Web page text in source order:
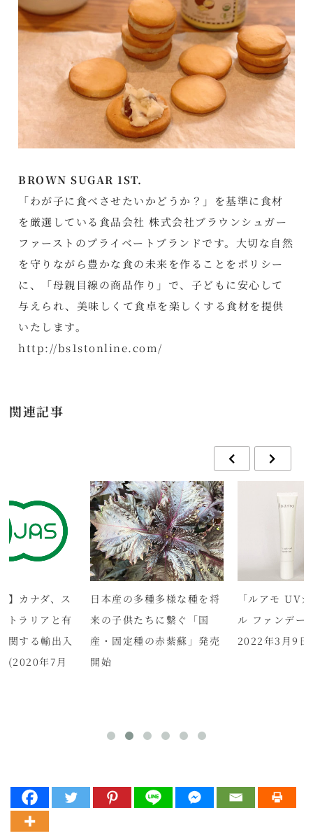
BROWN SUGAR 1ST.
「わが子に食べさせたいかどうか？」を基準に食材
を厳選している食品会社 株式会社ブラウンシュガー
ファーストのプライベートブランドです。大切な自然
を守りながら豊かな食の未来を作ることをポリシー
に、「母親目線の商品作り」で、子どもに安心して
与えられ、美味しくて食卓を楽しくする食材を提供
いたします。
http://bs1stonline.com/
関連記事
】カナダ、ス
トラリアと有
関する輸出入
(2020年7月
日本産の多種多様な種を将
来の子供たちに繋ぐ「国
産・固定種の赤紫蘇」発売
開始
「ルアモ UV
ル ファンデー
2022年3月9日